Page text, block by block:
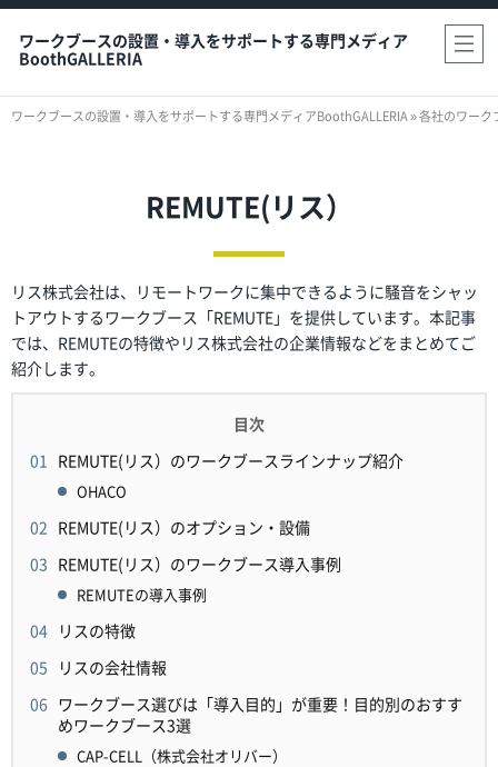
ワークブースの設置・導入をサポートする専門メディア
BoothGALLERIA
ワークブースの設置・導入をサポートする専門メディアBoothGALLERIA»各社のワーク
REMUTE(リス）
リス株式会社は、リモートワークに集中できるように騒音をシャッ
トアウトするワークブース「REMUTE」を提供しています。本記事
では、REMUTEの特徴やリス株式会社の企業情報などをまとめてご
紹介します。
REMUTE(リス）のワークブースラインナップ紹介
OHACO
REMUTE(リス）のオプション・設備
REMUTE(リス）のワークブース導入事例
REMUTEの導入事例
リスの特徴
リスの会社情報
ワークブース選びは「導入目的」が重要！目的別のおすす
めワークブース3選
CAP-CELL（株式会社オリバー）